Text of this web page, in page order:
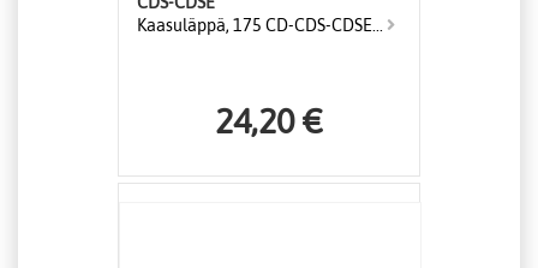
Kaasuläppä, 175 CD-CDS-CDSE...
24,20 €